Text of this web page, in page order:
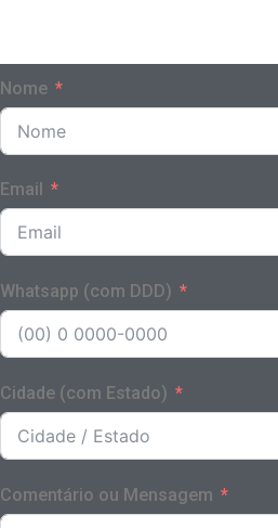
Nome
Email
Whatsapp (com DDD)
Cidade (com Estado)
Comentário ou Mensagem